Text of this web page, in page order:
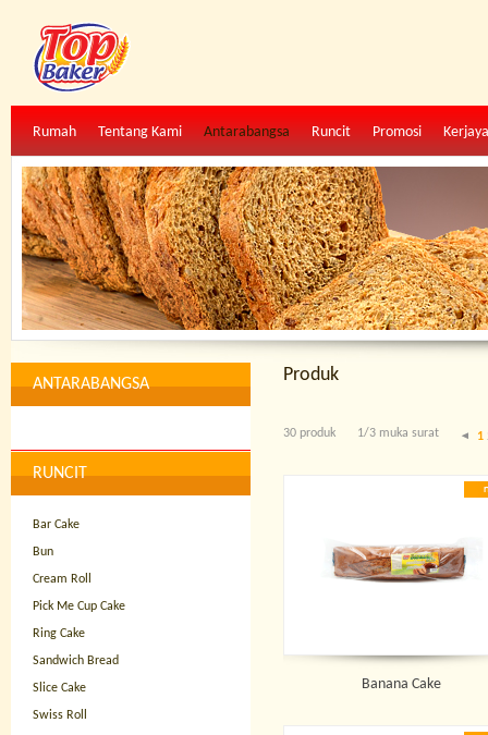
Rumah Tentang Kami Antarabangsa Runcit Promosi Kerjaya
ANTARABANGSA
RUNCIT
Bar Cake
Bun
Cream Roll
Pick Me Cup Cake
Ring Cake
Sandwich Bread
Slice Cake
Swiss Roll
Produk
30 produk 1/3 muka surat 1
Banana Cake